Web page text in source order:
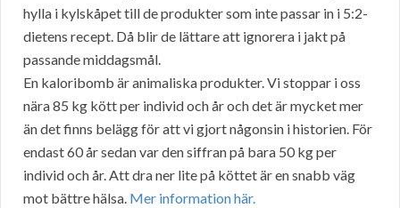
hylla i kylskåpet till de produkter som inte passar in i 5:2-
dietens recept. Då blir de lättare att ignorera i jakt på
passande middagsmål.
En kaloribomb är animaliska produkter. Vi stoppar i oss
nära 85 kg kött per individ och år och det är mycket mer
än det finns belägg för att vi gjort någonsin i historien. För
endast 60 år sedan var den siffran på bara 50 kg per
individ och år. Att dra ner lite på köttet är en snabb väg
mot bättre hälsa. Mer information här.